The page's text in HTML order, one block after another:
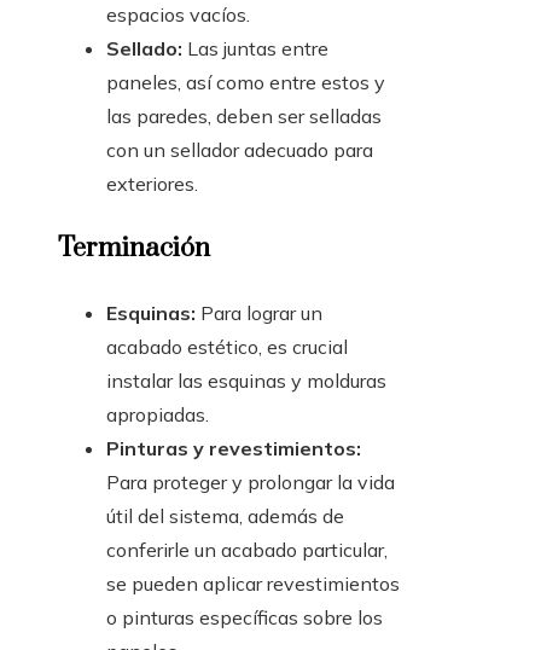
espacios vacíos.
Sellado: Las juntas entre
paneles, así como entre estos y
las paredes, deben ser selladas
con un sellador adecuado para
exteriores.
Terminación
Esquinas: Para lograr un
acabado estético, es crucial
instalar las esquinas y molduras
apropiadas.
Pinturas y revestimientos:
Para proteger y prolongar la vida
útil del sistema, además de
conferirle un acabado particular,
se pueden aplicar revestimientos
o pinturas específicas sobre los